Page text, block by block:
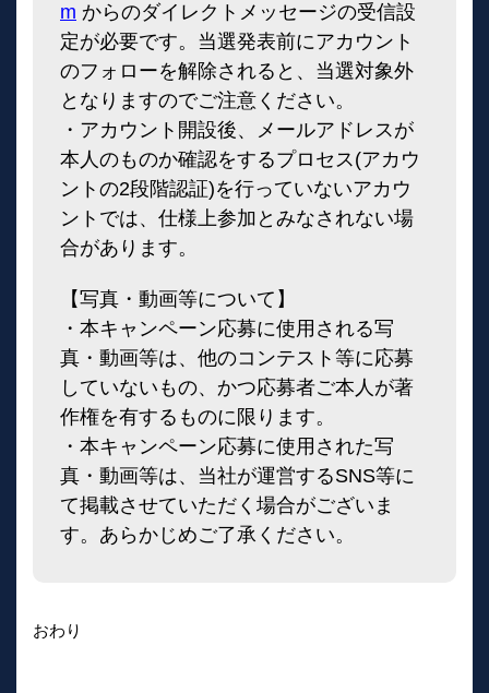
m からのダイレクトメッセージの受信設
定が必要です。当選発表前にアカウント
のフォローを解除されると、当選対象外
となりますのでご注意ください。
・アカウント開設後、メールアドレスが
本人のものか確認をするプロセス(アカウ
ントの2段階認証)を行っていないアカウ
ントでは、仕様上参加とみなされない場
合があります。
【写真・動画等について】
・本キャンペーン応募に使用される写
真・動画等は、他のコンテスト等に応募
していないもの、かつ応募者ご本人が著
作権を有するものに限ります。
・本キャンペーン応募に使用された写
真・動画等は、当社が運営するSNS等に
て掲載させていただく場合がございま
す。あらかじめご了承ください。
おわり